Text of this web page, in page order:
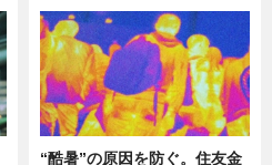
“酷暑”の原因を防ぐ。住友金